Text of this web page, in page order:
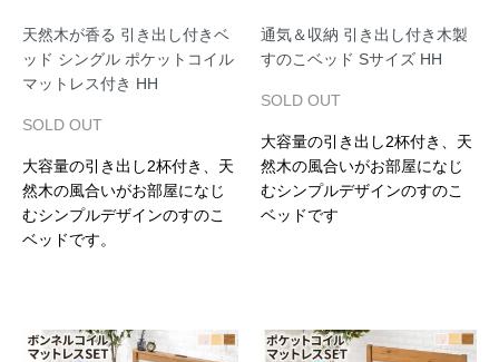
天然木が香る 引き出し付きベ
ッド シングル ポケットコイル
マットレス付き HH
SOLD OUT
大容量の引き出し2杯付き、天
然木の風合いがお部屋になじ
むシンプルデザインのすのこ
ベッドです。
通気＆収納 引き出し付き木製
すのこベッド Sサイズ HH
SOLD OUT
大容量の引き出し2杯付き、天
然木の風合いがお部屋になじ
むシンプルデザインのすのこ
ベッドです